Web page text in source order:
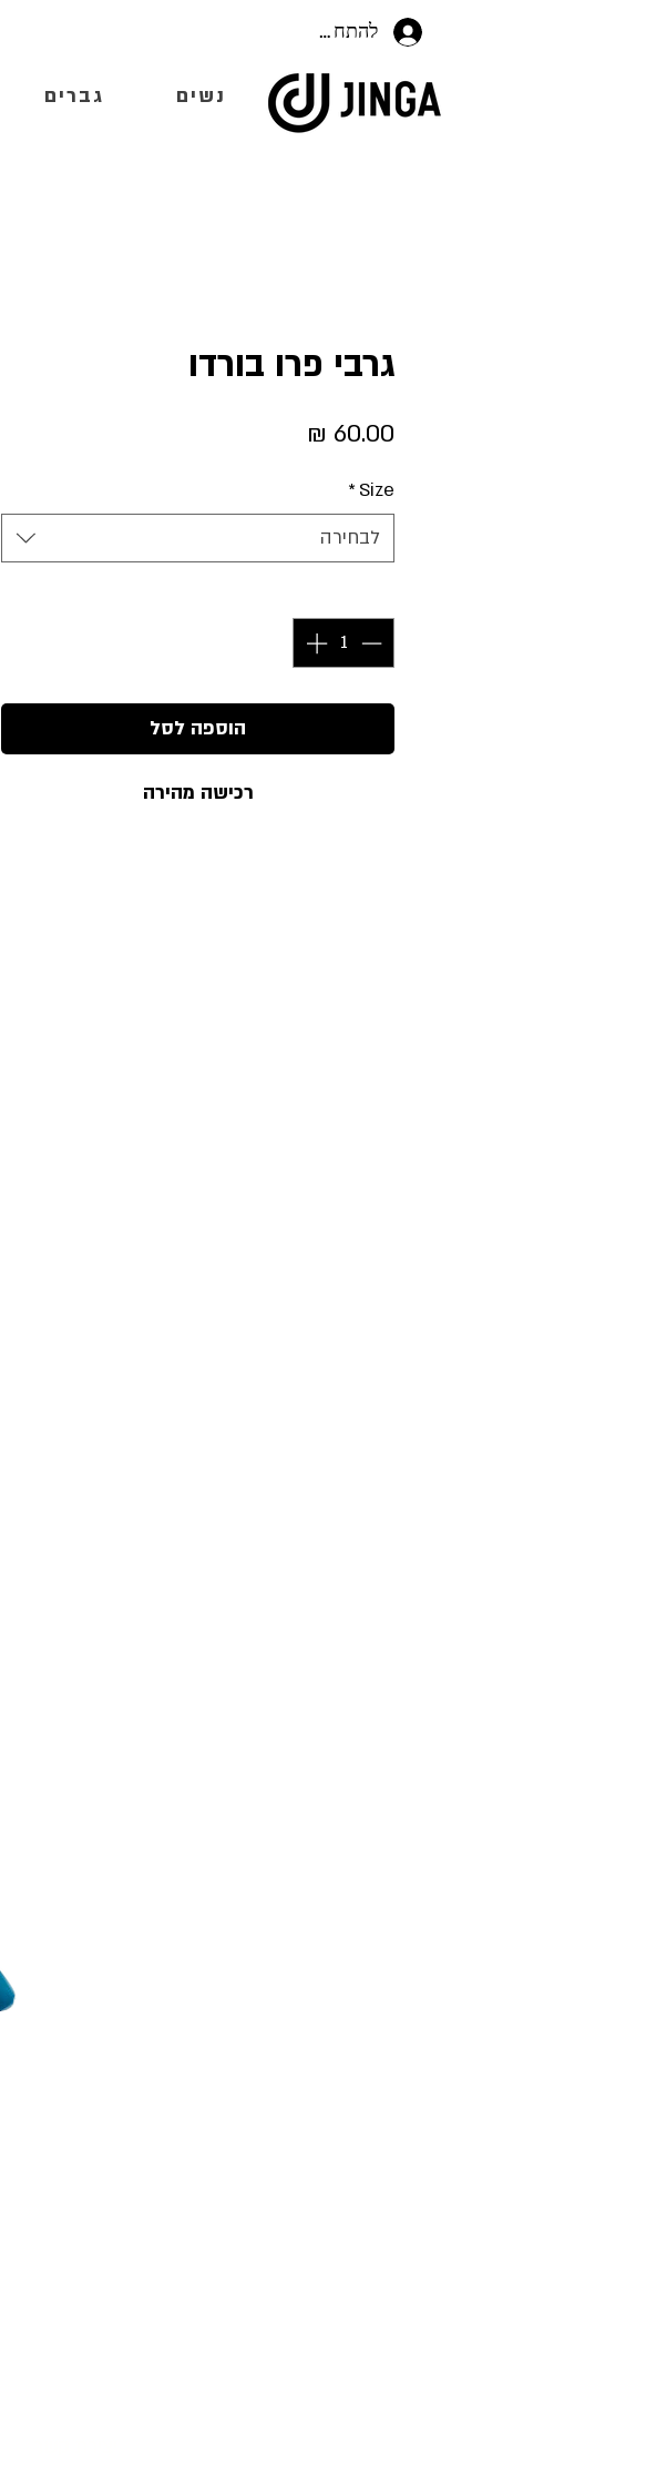
נשים גברים
להתחברות
גרבי פרו בורדו
Size
*
לבחירה
הוספה לסל
רכישה מהירה